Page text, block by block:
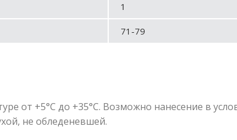
1
71-79
от +5°С до +35°С. Возможно нанесение в
не обледеневшей.